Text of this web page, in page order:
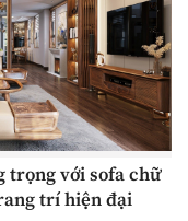
trọng với sofa chữ
trí hiện đại